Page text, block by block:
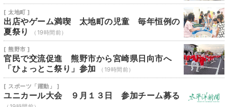
[ 太地町 ]
出店やゲーム満喫 太地町の児童 毎年恒例の
夏祭り
（19時間前）
[ 熊野市 ]
官民で交流促進 熊野市から宮崎県日向市へ
「ひょっとこ祭り」参加
（19時間前）
[ スポーツ「躍動」 ]
ユニカール大会 ９月１３日 参加チーム募る